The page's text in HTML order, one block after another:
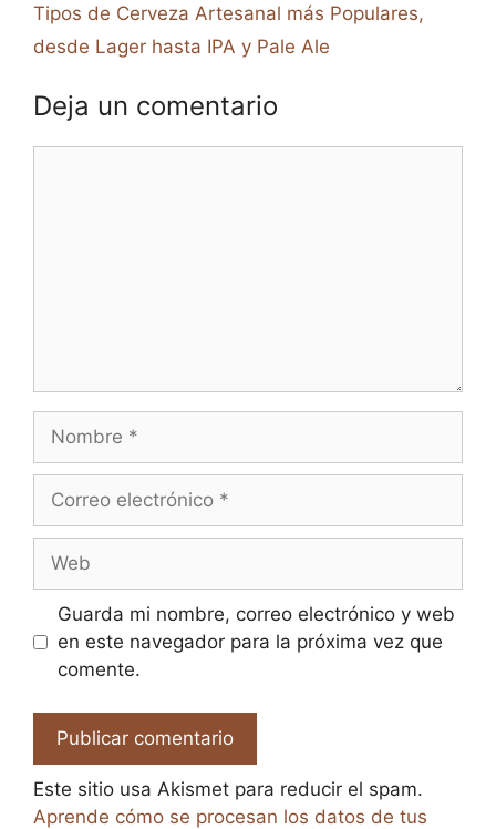
Tipos de Cerveza Artesanal más Populares,
desde Lager hasta IPA y Pale Ale
Deja un comentario
Nombre
Correo
Web
Guarda mi nombre, correo electrónico y web
en este navegador para la próxima vez que
comente.
Este sitio usa Akismet para reducir el spam.
Aprende cómo se procesan los datos de tus